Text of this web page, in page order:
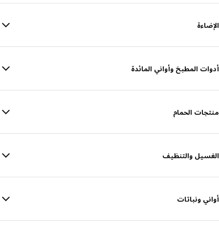
الإضاءة
أدوات المطبخ وأواني المائدة
منتجات الحمام
الغسيل والتنظيف
أواني ونباتات